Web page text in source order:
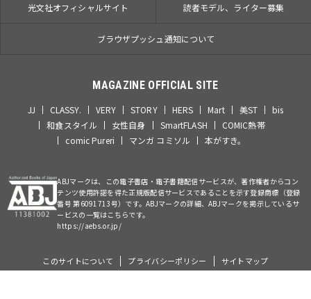
光文社オフィシャルサイト 読者モデル、ライター募集
ブラウザプッシュ通知について
MAGAZINE OFFICIAL SITE
JJ CLASSY. VERY STORY HERS Mart 美ST
bis
和食スタイル
女性自身 SmartFLASH
COMIC熱帯
comic Pureri
マンガ コミソル 本がすき。
ABJマークは、この電子書店・電子書籍配信サービスが、著作権者からコン
テンツ使用許諾を得た正規版配信サービスであることを示す登録商標（登録
番号 第6091713号）です。ABJマークの詳細、ABJマークを掲示しているサ
ービスの一覧はこちらです。
https://aebs.or.jp/
このサイトについて プライバシーポリシー サイトマップ